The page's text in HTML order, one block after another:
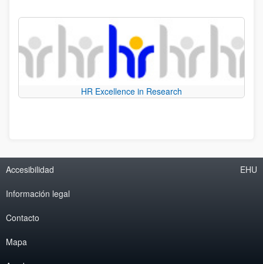
HR Excellence in Research
Accesibilidad
Información legal
Contacto
Mapa
EHU